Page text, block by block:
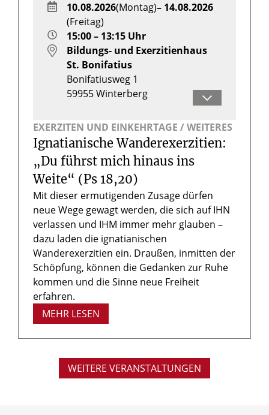
EXERZITEN UND EINKEHRTAGE / WEITERES
Ignatianische Wanderexerzitien:
„Du führst mich hinaus ins
Weite“ (Ps 18,20)
Mit dieser ermutigenden Zusage dürfen
neue Wege gewagt werden, die sich auf IHN
verlassen und IHM immer mehr glauben –
dazu laden die ignatianischen
Wanderexerzitien ein. Draußen, inmitten der
Schöpfung, können die Gedanken zur Ruhe
kommen und die Sinne neue Freiheit
erfahren.
MEHR LESEN
10.08.2026(Montag)– 14.08.2026
(Freitag)
15:00 – 13:15 Uhr
Bildungs- und Exerzitienhaus
St. Bonifatius
Bonifatiusweg 1
59955Winterberg
Göhlich, Uwe Sommer
WEITERE VERANSTALTUNGEN